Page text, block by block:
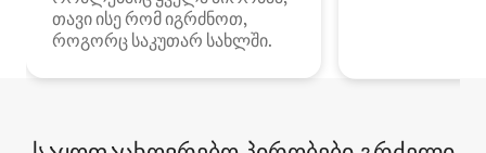
თავი ისე რომ იგრძნოთ,
როგორც საკუთარ სახლში.